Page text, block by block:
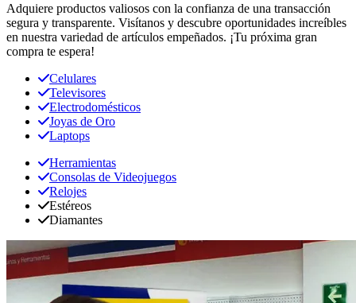
Adquiere productos valiosos con la confianza de una transacción
segura y transparente. Visítanos y descubre oportunidades increíbles
en nuestra variedad de artículos empeñados. ¡Tu próxima gran
compra te espera!
Celulares
Televisores
Electrodomésticos
Joyas de Oro
Laptops
Herramientas
Consolas de Videojuegos
Relojes
Estéreos
Diamantes